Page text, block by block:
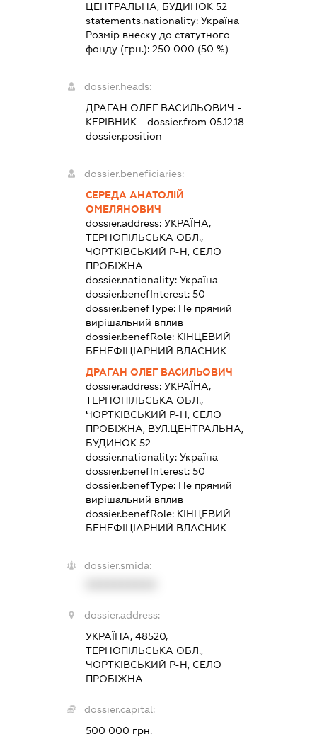
ЦЕНТРАЛЬНА, БУДИНОК 52
statements.nationality: Україна
Розмір внеску до статутного
фонду (грн.): 250 000 (50 %)
dossier.heads:
ДРАГАН ОЛЕГ ВАСИЛЬОВИЧ -
КЕРІВНИК- dossier.from 05.12.18
dossier.position -
dossier.beneficiaries:
СЕРЕДА АНАТОЛІЙ
ОМЕЛЯНОВИЧ
dossier.address: УКРАЇНА,
ТЕРНОПІЛЬСЬКА ОБЛ.,
ЧОРТКІВСЬКИЙ Р-Н, СЕЛО
ПРОБІЖНА
dossier.nationality: Україна
dossier.benefInterest: 50
dossier.benefType: Не прямий
вирішальний вплив
dossier.benefRole: КІНЦЕВИЙ
БЕНЕФІЦІАРНИЙ ВЛАСНИК
ДРАГАН ОЛЕГ ВАСИЛЬОВИЧ
dossier.address: УКРАЇНА,
ТЕРНОПІЛЬСЬКА ОБЛ.,
ЧОРТКІВСЬКИЙ Р-Н, СЕЛО
ПРОБІЖНА, ВУЛ.ЦЕНТРАЛЬНА,
БУДИНОК 52
dossier.nationality: Україна
dossier.benefInterest: 50
dossier.benefType: Не прямий
вирішальний вплив
dossier.benefRole: КІНЦЕВИЙ
БЕНЕФІЦІАРНИЙ ВЛАСНИК
dossier.smida:
dossier.address:
УКРАЇНА, 48520,
ТЕРНОПІЛЬСЬКА ОБЛ.,
ЧОРТКІВСЬКИЙ Р-Н, СЕЛО
ПРОБІЖНА
dossier.capital:
500 000 грн.